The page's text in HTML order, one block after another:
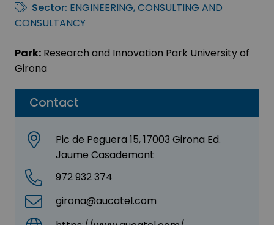
Contact
Pic de Peguera 15, 17003 Girona Ed.
Jaume Casademont
972 932 374
girona@aucatel.com
Sector: ENGINEERING, CONSULTING AND
CONSULTANCY
Park: Research and Innovation Park University of
Girona